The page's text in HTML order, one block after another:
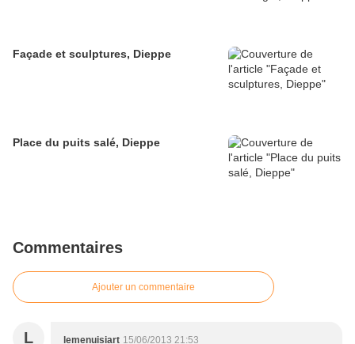
Façade et sculptures, Dieppe
Place du puits salé, Dieppe
Commentaires
Ajouter un commentaire
L lemenuisiart 15/06/2013 21:53